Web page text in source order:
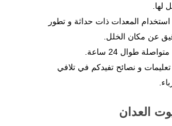
لها.
المعدات ذات حداثة و تطور
عن مكان الخلل.
طوال 24 ساعة.
تعليمات و نصائح تفيدكم في تلافي
العدان